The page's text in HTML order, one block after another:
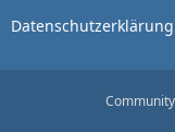
Datenschutzerklärung